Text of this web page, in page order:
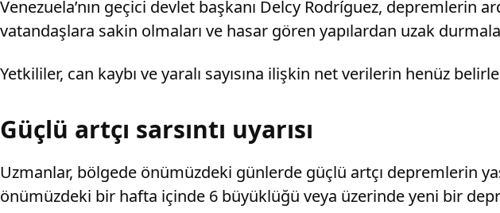
Venezuela’nın geçici devlet başkanı Delcy Rodríguez, depremlerin
vatandaşlara sakin olmaları ve hasar gören yapılardan uzak
Yetkililer, can kaybı ve yaralı sayısına ilişkin net verilerin henüz
Güçlü artçı sarsıntı uyarısı
Uzmanlar, bölgede önümüzdeki günlerde güçlü artçı depremlerin
önümüzdeki bir hafta içinde 6 büyüklüğü veya üzerinde yeni bir